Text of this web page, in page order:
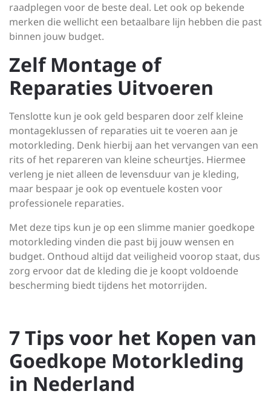
raadplegen voor de beste deal. Let ook op bekende
merken die wellicht een betaalbare lijn hebben die past
binnen jouw budget.
Zelf Montage of
Reparaties Uitvoeren
Tenslotte kun je ook geld besparen door zelf kleine
montageklussen of reparaties uit te voeren aan je
motorkleding. Denk hierbij aan het vervangen van een
rits of het repareren van kleine scheurtjes. Hiermee
verleng je niet alleen de levensduur van je kleding,
maar bespaar je ook op eventuele kosten voor
professionele reparaties.
Met deze tips kun je op een slimme manier goedkope
motorkleding vinden die past bij jouw wensen en
budget. Onthoud altijd dat veiligheid voorop staat, dus
zorg ervoor dat de kleding die je koopt voldoende
bescherming biedt tijdens het motorrijden.
7 Tips voor het Kopen van
Goedkope Motorkleding
in Nederland